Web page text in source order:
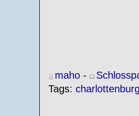
maho-
Tags: